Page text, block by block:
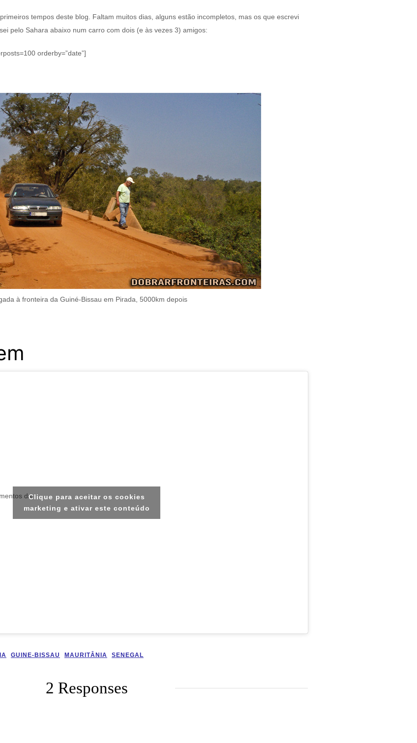
tempos deste blog. Faltam muitos dias, alguns estão incompletos, mas os que escrevi
pelo Sahara abaixo num carro com dois (e às vezes 3) amigos:
orderby=”date”]
à fronteira da Guiné-Bissau em Pirada, 5000km depois
daClique para aceitar os cookies
marketing e ativar este conteúdo
GUINE-BISSAU MAURITÂNIA SENEGAL
2 Responses